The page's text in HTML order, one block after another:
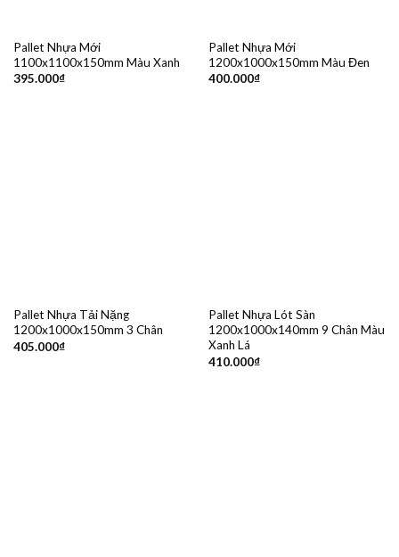
Pallet Nhựa Mới
1100x1100x150mm Màu Xanh
395.000₫
Pallet Nhựa Mới
1200x1000x150mm Màu Đen
400.000₫
Pallet Nhựa Tải Nặng
1200x1000x150mm 3 Chân
405.000₫
Pallet Nhựa Lót Sàn
1200x1000x140mm 9 Chân Màu
Xanh Lá
410.000₫